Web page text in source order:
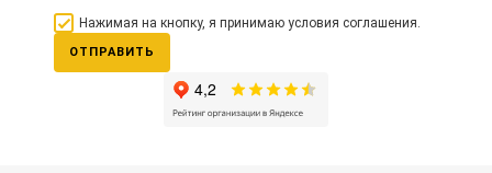
Нажимая на кнопку, я принимаю условия соглашения.
ОТПРАВИТЬ